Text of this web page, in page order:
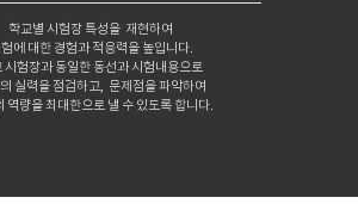
학교별 시험장 특성을 재현하여
에 대한 경험과 적응력을 높입니다.
시험장과 동일한 동선과 시험내용으로
실력을 점검하고, 문제점을 파악하여
역량을 최대한으로 낼 수 있도록 합니다.